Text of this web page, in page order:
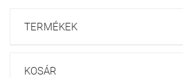
TERMÉKEK
KOSÁR